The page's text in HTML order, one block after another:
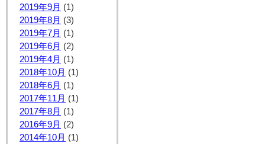
2019年9月 (1)
2019年8月 (3)
2019年7月 (1)
2019年6月 (2)
2019年4月 (1)
2018年10月 (1)
2018年6月 (1)
2017年11月 (1)
2017年8月 (1)
2016年9月 (2)
2014年10月 (1)